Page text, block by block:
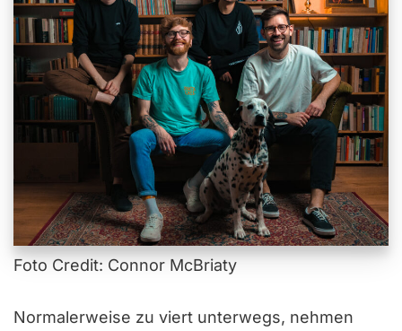
Foto Credit: Connor McBriaty
Normalerweise zu viert unterwegs, nehmen